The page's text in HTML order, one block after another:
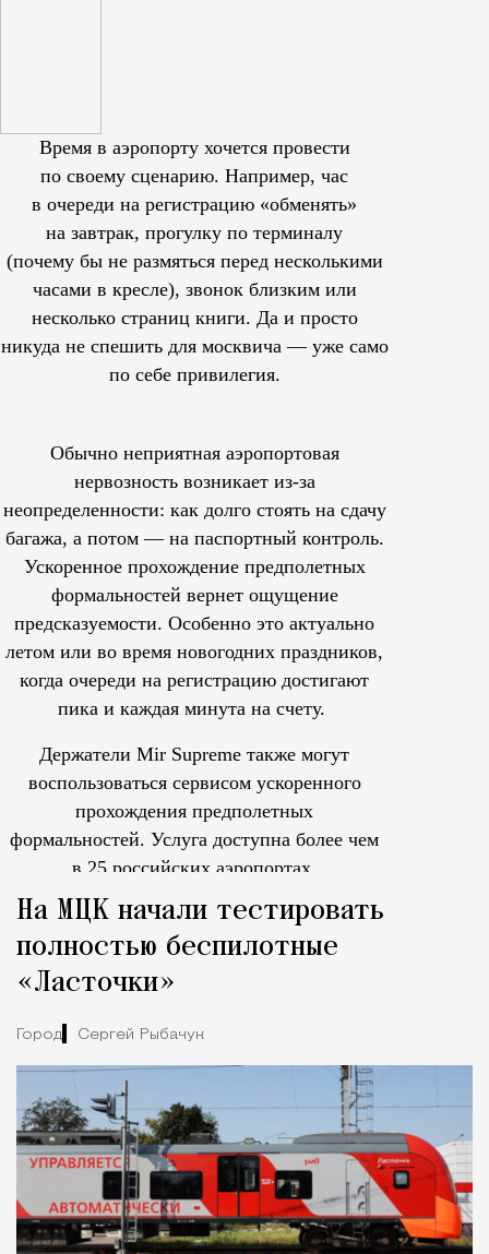
Время в аэропорту хочется провести
по своему сценарию. Например, час
в очереди на регистрацию «обменять»
на завтрак, прогулку по терминалу
(почему бы не размяться перед несколькими
часами в кресле), звонок близким или
несколько страниц книги. Да и просто
никуда не спешить для москвича — уже само
по себе привилегия.
Обычно неприятная аэропортовая
нервозность возникает из-за
неопределенности: как долго стоять на сдачу
багажа, а потом — на паспортный контроль.
Ускоренное прохождение предполетных
формальностей вернет ощущение
предсказуемости. Особенно это актуально
летом или во время новогодних праздников,
когда очереди на регистрацию достигают
пика и каждая минута на счету.
Держатели Mir Supreme также могут
воспользоваться сервисом ускоренного
прохождения предполетных
формальностей. Услуга доступна более чем
в 25 российских аэропортах.
На МЦК начали тестировать
полностью беспилотные
«Ласточки»
Город Сергей Рыбачук